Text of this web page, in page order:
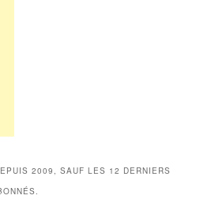
2009, SAUF LES 12 DERNIERS